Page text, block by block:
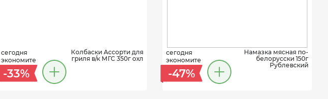
сегодня
экономите
-33%
Колбаски Ассорти для
гриля в/к МГС 350г охл
сегодня
экономите
-47%
Намазка мясная по-
белорусски 150г
Рублевский